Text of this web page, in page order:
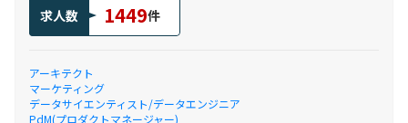
求人数 1449件
アーキテクト
マーケティング
データサイエンティスト/データエンジニア
PdM(プロダクトマネージャー)